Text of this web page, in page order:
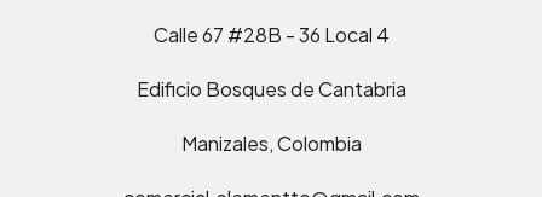
Calle 67 #28B - 36 Local 4
Edificio Bosques de Cantabria
Manizales, Colombia